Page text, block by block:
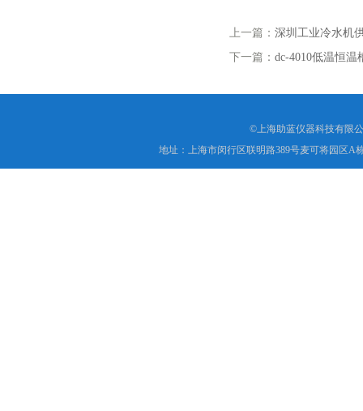
上一篇： 深圳工业冷水机
下一篇： dc-4010低温恒
©上海助蓝仪器科技有限
地址：上海市闵行区联明路389号麦可将园区A